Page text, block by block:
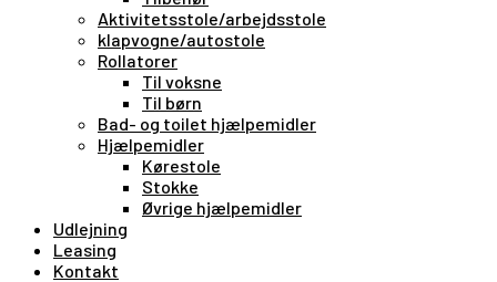
Aktivitetsstole/arbejdsstole
klapvogne/autostole
Rollatorer
Til voksne
Til børn
Bad- og toilet hjælpemidler
Hjælpemidler
Kørestole
Stokke
Øvrige hjælpemidler
Udlejning
Leasing
Kontakt